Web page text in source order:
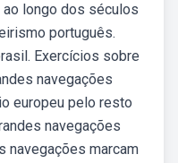
longo dos séculos
português.
Exercícios sobre
navegações
europeu pelo resto
navegações
navegações marcam